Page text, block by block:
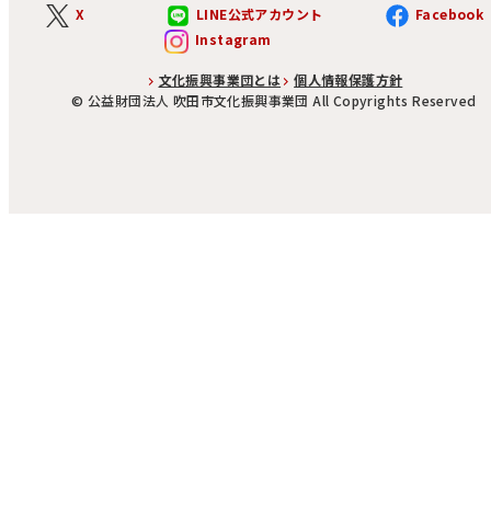
X LINE公式アカウント
Facebook
Instagram
©︎ 公益財団法人 吹田市文化振興事業団 All Copyrights Reserved
文化振興事業団とは 個人情報保護方針